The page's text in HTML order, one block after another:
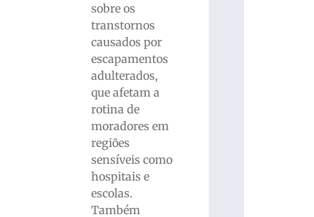
sobre os
transtornos
causados por
escapamentos
adulterados,
que afetam a
rotina de
moradores em
regiões
sensíveis como
hospitais e
escolas.
Também